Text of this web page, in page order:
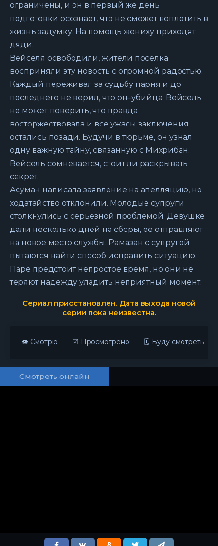
ограничены, и он в первый же день
подготовки осознает, что не сможет воплотить в
жизнь задумку. На помощь жениху приходят
дяди.
Вейселя освободили, жители поселка
восприняли эту новость с огромной радостью.
Каждый переживал за судьбу парня и до
последнего не верил, что он–убийца. Вейсель
не может поверить, что правда
восторжествовала и все ужасы заключения
остались позади. Будучи в тюрьме, он узнал
одну важную тайну, связанную с Михрибан.
Вейсель сомневается, стоит ли раскрывать
секрет.
Асуман написала заявление на апелляцию, но
ходатайство отклонили. Молодые супруги
столкнулись с серьезной проблемой. Девушке
дали несколько дней на сборы, ее отправляют
на новое место службы. Рамазан с супругой
пытаются найти способ исправить ситуацию.
Паре предстоит непростое время, но они не
теряют надежду уладить неприятный момент.
Сериал приостановлен. Дата выхода новой
серии пока неизвестна.
👁 Смотрю ☑ Просмотрено 🗓 Буду смотреть
Смотреть онлайн